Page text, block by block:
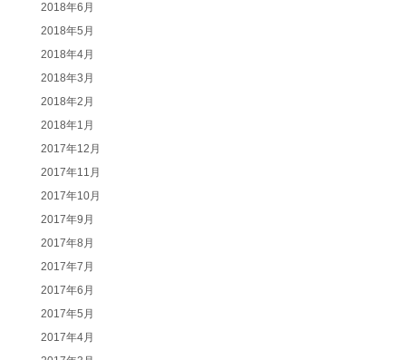
2018年6月
2018年5月
2018年4月
2018年3月
2018年2月
2018年1月
2017年12月
2017年11月
2017年10月
2017年9月
2017年8月
2017年7月
2017年6月
2017年5月
2017年4月